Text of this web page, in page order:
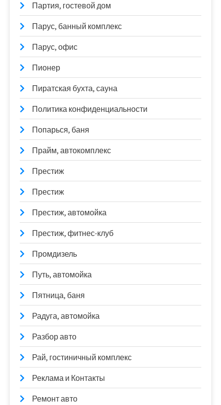
Партия, гостевой дом
Парус, банный комплекс
Парус, офис
Пионер
Пиратская бухта, сауна
Политика конфиденциальности
Попарься, баня
Прайм, автокомплекс
Престиж
Престиж
Престиж, автомойка
Престиж, фитнес-клуб
Промдизель
Путь, автомойка
Пятница, баня
Радуга, автомойка
Разбор авто
Рай, гостиничный комплекс
Реклама и Контакты
Ремонт авто